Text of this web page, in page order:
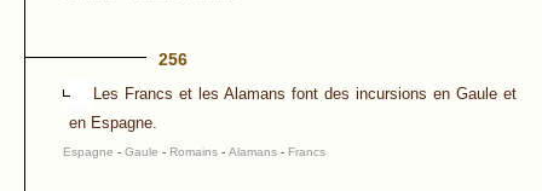
256
Les Francs et les Alamans font des incursions en Gaule et
en Espagne.
Espagne - Gaule - Romains - Alamans - Francs